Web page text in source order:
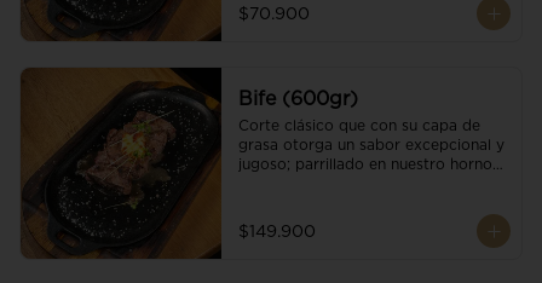
cristales de sal y mantequilla de ajo
y pimientos. Una guarnición a
$70.900
Bife (600gr)
Corte clásico que con su capa de
grasa otorga un sabor excepcional y
jugoso; parrillado en nuestro horno
cristales de sal y mantequilla de ajo
y pimientos. Dos guarniciones a
$149.900